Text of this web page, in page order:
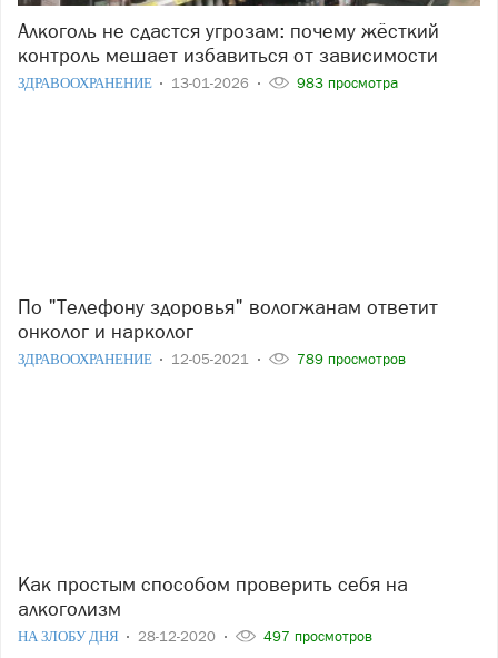
Алкоголь не сдастся угрозам: почему жёсткий
контроль мешает избавиться от зависимости
ЗДРАВООХРАНЕНИЕ 13-01-2026 983 просмотра
По "Телефону здоровья" вологжанам ответит
онколог и нарколог
ЗДРАВООХРАНЕНИЕ 12-05-2021 789 просмотров
Как простым способом проверить себя на
алкоголизм
НА ЗЛОБУ ДНЯ 28-12-2020 497 просмотров